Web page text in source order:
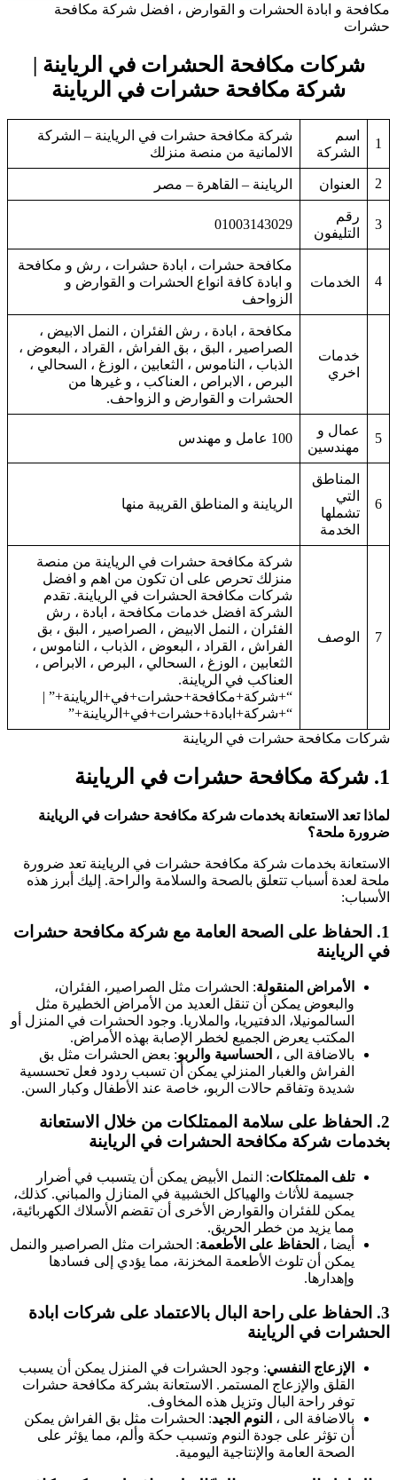
مكافحة و ابادة الحشرات و القوارض ، افضل شركة مكافحة
حشرات
شركات مكافحة الحشرات في الرياينة |
شركة مكافحة حشرات في الرياينة
1
اسم
الشركة
شركة مكافحة حشرات في الرياينة – الشركة
الالمانية من منصة منزلك
2 العنوان الرياينة – القاهرة – مصر
3
رقم
التليفون
01003143029
4 الخدمات
مكافحة حشرات ، ابادة حشرات ، رش و مكافحة
و ابادة كافة انواع الحشرات و القوارض و
الزواحف
خدمات
اخري
مكافحة ، ابادة ، رش الفئران ، النمل الابيض ،
الصراصير ، البق ، بق الفراش ، القراد ، البعوض ،
الذباب ، الناموس ، الثعابين ، الوزغ ، السحالي ،
البرص ، الابراص ، العناكب ، و غيرها من
الحشرات و القوارض و الزواحف.
5
عمال و
مهندسين
100 عامل و مهندس
6
المناطق
التي
تشملها
الخدمة
الرياينة و المناطق القريبة منها
7 الوصف
شركة مكافحة حشرات في الرياينة من منصة
منزلك تحرص على ان تكون من اهم و افضل
شركات مكافحة الحشرات في الرياينة. تقدم
الشركة افضل خدمات مكافحة ، ابادة ، رش
الفئران ، النمل الابيض ، الصراصير ، البق ، بق
الفراش ، القراد ، البعوض ، الذباب ، الناموس ،
الثعابين ، الوزغ ، السحالي ، البرص ، الابراص ،
العناكب في الرياينة.
“+شركة+مكافحة+حشرات+في+الرياينة+” |
“+شركة+ابادة+حشرات+في+الرياينة+”
شركات مكافحة حشرات في الرياينة
1. شركة مكافحة حشرات في الرياينة
لماذا تعد الاستعانة بخدمات شركة مكافحة حشرات في الرياينة
ضرورة ملحة؟
الاستعانة بخدمات شركة مكافحة حشرات في الرياينة تعد ضرورة
ملحة لعدة أسباب تتعلق بالصحة والسلامة والراحة. إليك أبرز هذه
الأسباب:
1. الحفاظ على الصحة العامة مع شركة مكافحة حشرات
في الرياينة
الأمراض المنقولة: الحشرات مثل الصراصير، الفئران،
والبعوض يمكن أن تنقل العديد من الأمراض الخطيرة مثل
السالمونيلا، الدفتيريا، والملاريا. وجود الحشرات في المنزل أو
المكتب يعرض الجميع لخطر الإصابة بهذه الأمراض.
بالاضافة الى ، الحساسية والربو: بعض الحشرات مثل بق
الفراش والغبار المنزلي يمكن أن تسبب ردود فعل تحسسية
شديدة وتفاقم حالات الربو، خاصة عند الأطفال وكبار السن.
2. الحفاظ على سلامة الممتلكات من خلال الاستعانة
بخدمات شركة مكافحة الحشرات في الرياينة
تلف الممتلكات: النمل الأبيض يمكن أن يتسبب في أضرار
جسيمة للأثاث والهياكل الخشبية في المنازل والمباني. كذلك،
يمكن للفئران والقوارض الأخرى أن تقضم الأسلاك الكهربائية،
مما يزيد من خطر الحريق.
أيضا ، الحفاظ على الأطعمة: الحشرات مثل الصراصير والنمل
يمكن أن تلوث الأطعمة المخزنة، مما يؤدي إلى فسادها
وإهدارها.
3. الحفاظ على راحة البال بالاعتماد على شركات ابادة
الحشرات في الرياينة
الإزعاج النفسي: وجود الحشرات في المنزل يمكن أن يسبب
القلق والإزعاج المستمر. الاستعانة بشركة مكافحة حشرات
توفر راحة البال وتزيل هذه المخاوف.
بالاضافة الى ، النوم الجيد: الحشرات مثل بق الفراش يمكن
أن تؤثر على جودة النوم وتسبب حكة وألم، مما يؤثر على
الصحة العامة والإنتاجية اليومية.